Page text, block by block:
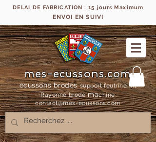
DELAI DE FABRICATION : 15 jours Maximum
ENVOI EN SUIVI
mes-ecussons.com
écussons brodés support feutrine, fil
Rayonne brodémachine
contact@mes-ecussons.com